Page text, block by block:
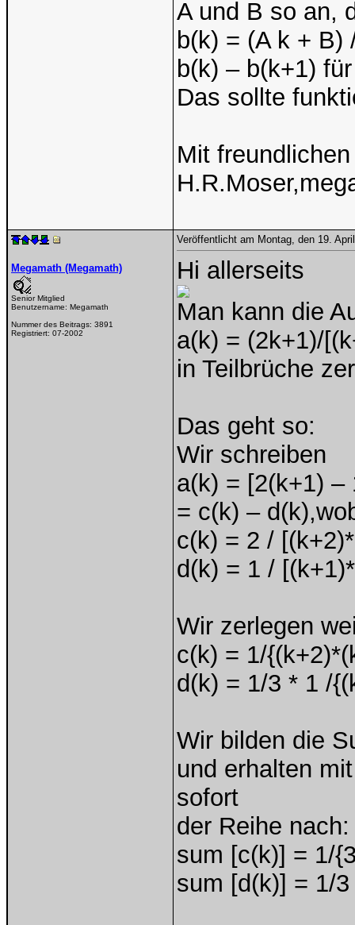
A und B so an,
b(k) = (A k + B)
b(k) – b(k+1)
Das sollte
Mit
Megamath (Megamath)
Senior Mitglied
Benutzername: Megamath
Nummer des Beitrags: 3891
Registriert: 07-2002
Veröffentlicht am Montag, den 19.
Hi allerseits
Man kann die
a(k) = (2k+1)/
in Teilbrüche
Das geht so:
Wir schreiben
a(k) = [2(k+1) –
= c(k) –
c(k) = 2 /
d(k) = 1 /
Wir zerlegen
c(k) = 1/
d(k) = 1/3 * 1 /
Wir bilden die
und erhalten
sofort
der Reihe nach:
sum [c(k)] = 1/
sum [d(k)] = 1/